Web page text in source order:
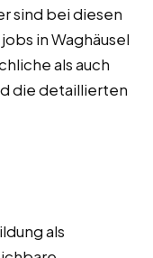
sind bei diesen
in Waghäusel
als auch
die detaillierten
als